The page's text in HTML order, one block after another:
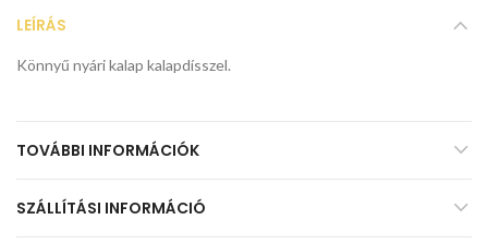
LEÍRÁS
Könnyű nyári kalap kalapdísszel.
TOVÁBBI INFORMÁCIÓK
SZÁLLÍTÁSI INFORMÁCIÓ